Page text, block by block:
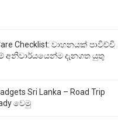
Checklist: වාහනයක් පාවිච්චි
අනිවාර්යයෙන්ම දැනගත යුතු
Sri Lanka – Road Trip
වෙමු